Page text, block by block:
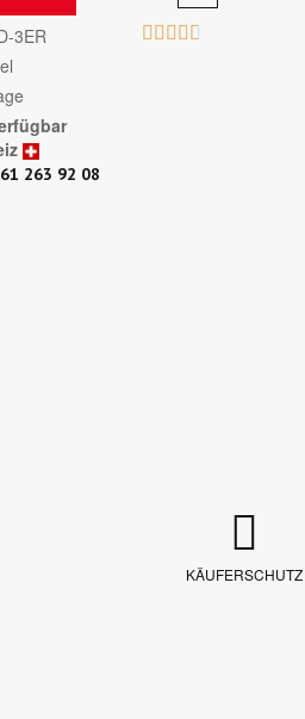
3ER
    
263 92 08
KÄUFERSCHUTZ